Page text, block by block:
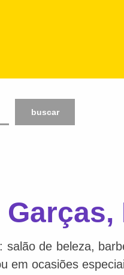
buscar
de beleza,
em ocasiões